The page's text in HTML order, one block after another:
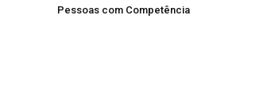
Pessoas com Competência